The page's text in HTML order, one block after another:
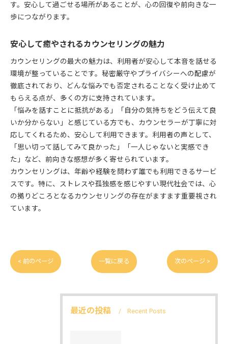
す。安心して過ごせる場所があることが、心の回復や前向きな一
歩につながります。
安心して癒やされるカウンセリングの魅力
カウンセリングの最大の魅力は、利用者が安心して本音を話せる
環境が整っていることです。秘密厳守やプライバシーへの配慮が
徹底されており、どんな悩みでも否定されることなく受け止めて
もらえる点が、多くの方に支持されています。
「悩みを話すことに抵抗がある」「自分の気持ちをどう伝えて良
いか分からない」と感じている方でも、カウンセラーが丁寧に対
応してくれるため、安心して利用できます。利用者の声として、
「思い切って話してみて良かった」「一人じゃないと実感でき
た」など、前向きな感想が多く寄せられています。
カウンセリングは、年齢や経験を問わず誰でも利用できるサービ
スです。特に、ストレスや孤独感を感じやすい現代社会では、心
の拠りどころとなるカウンセリングの存在がますます重要視され
ています。
< 前のページ 一覧に戻る 次のページ >
最近の投稿 Recent Posts